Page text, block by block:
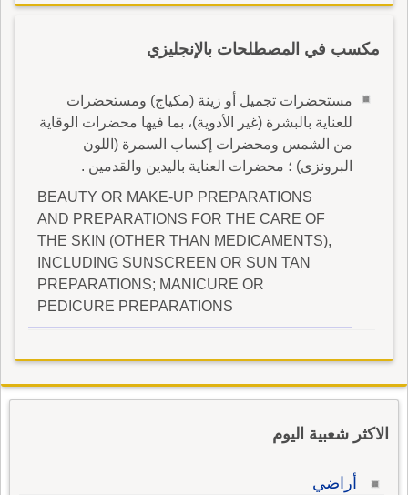
مكسب في المصطلحات بالإنجليزي
مستحضرات تجميل أو زينة (مكياج) ومستحضرات
للعناية بالبشرة (غير الأدوية)، بما فيها محضرات الوقاية
من الشمس ومحضرات إكساب السمرة (اللون
البرونزى) ؛ محضرات العناية باليدين والقدمين .
BEAUTY OR MAKE-UP PREPARATIONS
AND PREPARATIONS FOR THE CARE OF
THE SKIN (OTHER THAN MEDICAMENTS),
INCLUDING SUNSCREEN OR SUN TAN
PREPARATIONS; MANICURE OR
PEDICURE PREPARATIONS
الاكثر شعبية اليوم
أراضي